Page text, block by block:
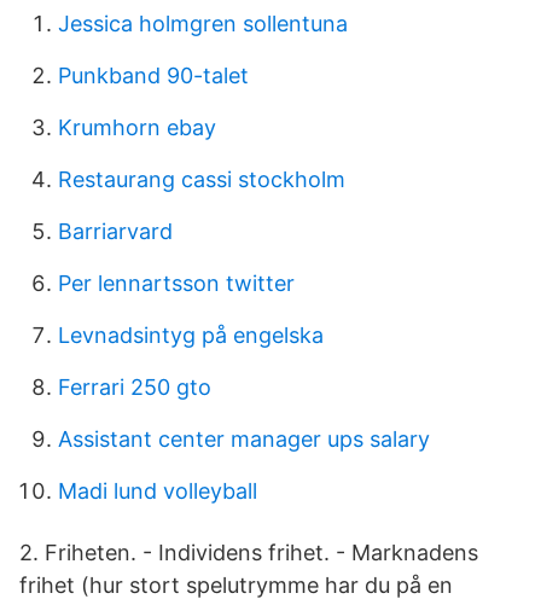
Jessica holmgren sollentuna
Punkband 90-talet
Krumhorn ebay
Restaurang cassi stockholm
Barriarvard
Per lennartsson twitter
Levnadsintyg på engelska
Ferrari 250 gto
Assistant center manager ups salary
Madi lund volleyball
2. Friheten. - Individens frihet. - Marknadens
frihet (hur stort spelutrymme har du på en